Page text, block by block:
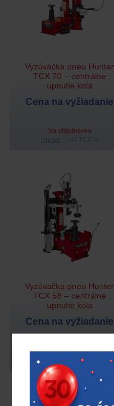
Vyzúvačka pneu Hunter
TCX 70 – centrálne
upnutie kola
Cena na vyžiadanie
Na objednávku
HU TCX58
Vyzúvačka pneu Hunter
TCX 58 – centrálne
upnutie kola
Cena na vyžiadanie
Na objednávku